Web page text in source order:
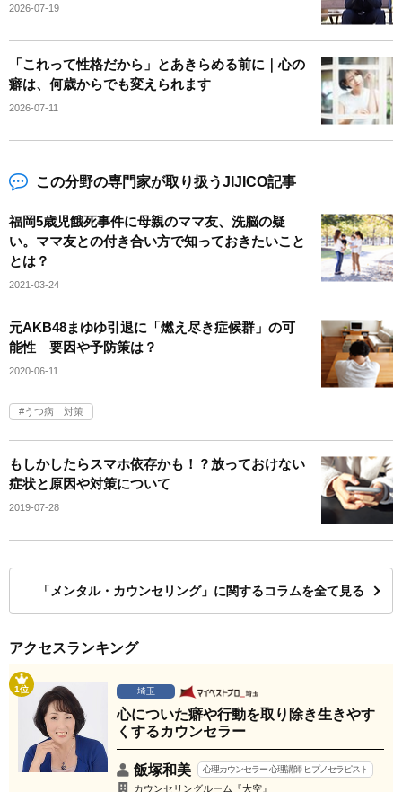
2026-07-19
「これって性格だから」とあきらめる前に｜心の
癖は、何歳からでも変えられます
2026-07-11
この分野の専門家が取り扱うJIJICO記事
福岡5歳児餓死事件に母親のママ友、洗脳の疑
い。ママ友との付き合い方で知っておきたいこと
とは？
2021-03-24
元AKB48まゆゆ引退に「燃え尽き症候群」の可
能性 要因や予防策は？
2020-06-11
うつ病 対策
もしかしたらスマホ依存かも！？放っておけない
症状と原因や対策について
2019-07-28
「メンタル・カウンセリング」に関するコラムを全て見る
アクセスランキング
1位 埼玉
心についた癖や行動を取り除き生きやす
くするカウンセラー
飯塚和美 心理カウンセラー 心理講師 ヒプノセラピスト
カウンセリングルーム『大空』